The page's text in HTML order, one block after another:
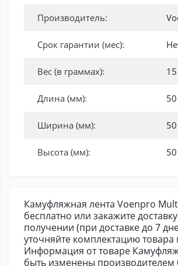
Производитель:
Срок гарантии (мес):
Вес (в граммах): 15
Длина (мм): 50
Ширина (мм): 50
Высота (мм): 50
Камуфляжная лента Voenpro
бесплатно или закажите
получении (при доставке до 7
уточняйте комплектацию товара
Информация от товаре
быть изменены производителем